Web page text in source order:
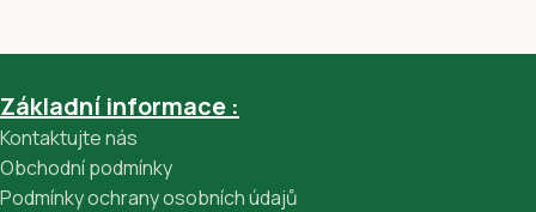
Základní informace :
Kontaktujte nás
Obchodní podmínky
Podmínky ochrany osobních údajů